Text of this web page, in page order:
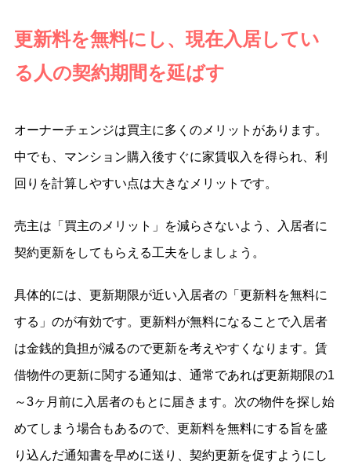
更新料を無料にし、現在入居してい
る人の契約期間を延ばす
オーナーチェンジは買主に多くのメリットがあります。
中でも、マンション購入後すぐに家賃収入を得られ、利
回りを計算しやすい点は大きなメリットです。
売主は「買主のメリット」を減らさないよう、入居者に
契約更新をしてもらえる工夫をしましょう。
具体的には、更新期限が近い入居者の「更新料を無料に
する」のが有効です。更新料が無料になることで入居者
は金銭的負担が減るので更新を考えやすくなります。賃
借物件の更新に関する通知は、通常であれば更新期限の1
～3ヶ月前に入居者のもとに届きます。次の物件を探し始
めてしまう場合もあるので、更新料を無料にする旨を盛
り込んだ通知書を早めに送り、契約更新を促すようにし